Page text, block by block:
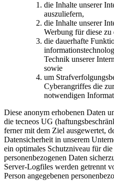
die Inhalte unserer
auszuliefern,
die Inhalte unserer
Werbung für diese zu
die dauerhafte
Technik unserer
sowie
um
Cyberangriffes die
notwendigen
Diese anonym erhobenen Daten
die tecneos UG
ferner mit dem Ziel ausgewertet,
Datensicherheit in unserem
ein optimales Schutzniveau für
personenbezogenen Daten
Server-Logfiles werden getrennt
Person angegebenen